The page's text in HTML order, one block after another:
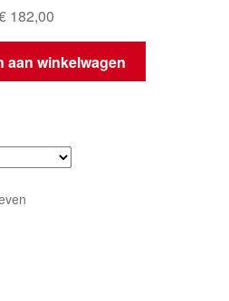
182,00
aan winkelwagen